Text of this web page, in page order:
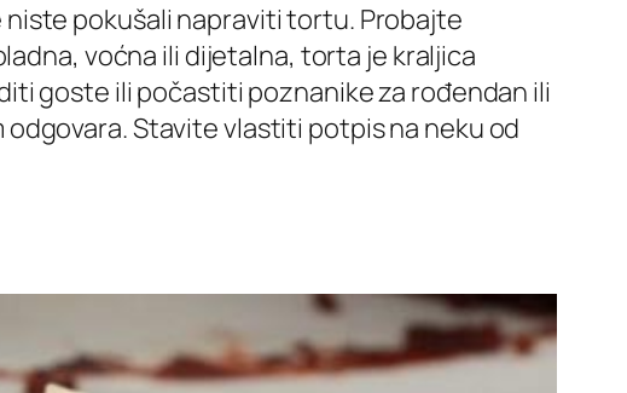
niste pokušali napraviti tortu. Probajte
voćna ili dijetalna, torta je kraljica
goste ili počastiti poznanike za rođendan ili
Stavite vlastiti potpis na neku od